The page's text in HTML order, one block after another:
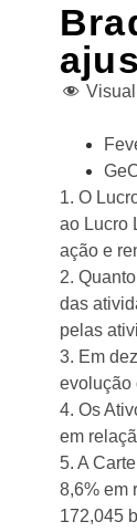
1. O
ao Lucro
ação e
2.
das
pelas
3. Em
evolução
4. Os
em
5. A
8,6% em
172,045